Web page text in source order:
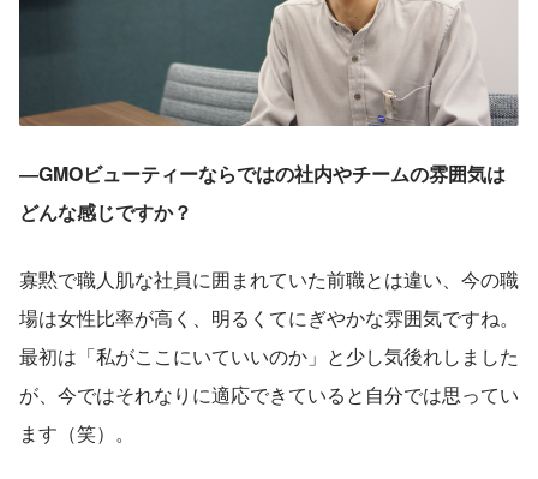
―GMOビューティーならではの社内やチームの雰囲気は
どんな感じですか？
寡黙で職人肌な社員に囲まれていた前職とは違い、今の職
場は女性比率が高く、明るくてにぎやかな雰囲気ですね。
最初は「私がここにいていいのか」と少し気後れしました
が、今ではそれなりに適応できていると自分では思ってい
ます（笑）。